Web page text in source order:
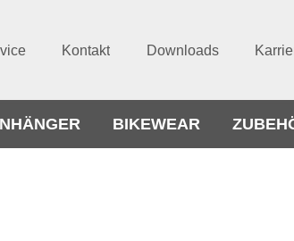
Kontakt Downloads
BIKEWEAR